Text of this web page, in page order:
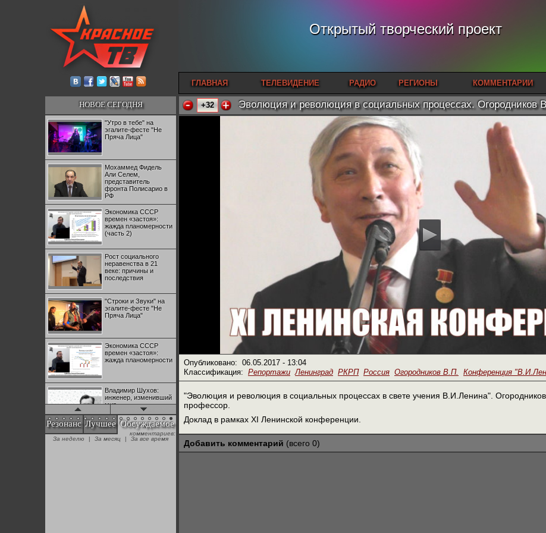
Открытый творческий проект
ГЛАВНАЯ ТЕЛЕВИДЕНИЕ РАДИО РЕГИОНЫ КОММЕНТАРИИ
НОВОЕ СЕГОДНЯ
"Утро в тебе" на
эгалите-фесте "Не
Пряча Лица"
Мохаммед Фидель
Али Селем,
представитель
фронта Полисарио в
РФ
Экономика СССР
времен «застоя»:
жажда планомерности
(часть 2)
Рост социального
неравенства в 21
веке: причины и
последствия
"Строки и Звуки" на
эгалите-фесте "Не
Пряча Лица"
Экономика СССР
времен «застоя»:
жажда планомерности
Владимир Шухов:
инженер, изменивший
мир
"Аркадий Коц" на
эгалите-фесте "Не
Резонанс Лучшее Обсуждаемое
комментариев:
За неделю
| За месяц | За все время
+32 Эволюция и революция в социальных процессах. Огородников
Опубликовано: 06.05.2017 - 13:04
Классификация: Репортажи Ленинград РКРП Россия Огородников В.П. Конференция
"Эволюция и революция в социальных процессах в свете учения В.И.Ленина".
профессор.
Доклад в рамках XI Ленинской конференции.
Добавить комментарий (всего 0)